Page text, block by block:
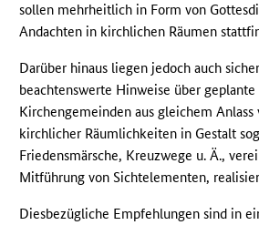
sollen mehrheitlich in Form von
Andachten in kirchlichen Räumen
Darüber hinaus liegen jedoch auch
beachtenswerte Hinweise über geplante
Kirchengemeinden aus gleichem Anlass
kirchlicher Räumlichkeiten in Gestalt
Friedensmärsche, Kreuzwege u. Ä.,
Mitführung von Sichtelementen,
Diesbezügliche Empfehlungen sind in